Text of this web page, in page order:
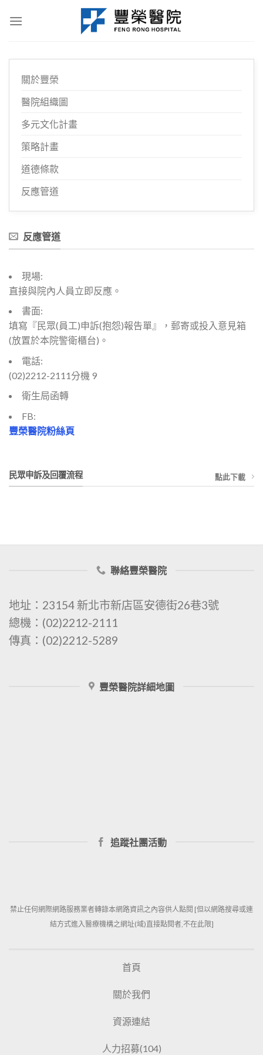
關於豐榮
醫院組織圖
多元文化計畫
策略計畫
道德條款
反應管道
反應管道
現場:
直接與院內人員立即反應。
書面:
填寫『民眾(員工)申訴(抱怨)報告單』，郵寄或投入意見箱
(放置於本院警衛櫃台)。
電話:
(02)2212-2111分機 9
衛生局函轉
FB:
豐榮醫院粉絲頁
民眾申訴及回覆流程 點此下載
聯絡豐榮醫院
地址：23154 新北市新店區安德街26巷3號
總機：(02)2212-2111
傳真：(02)2212-5289
豐榮醫院詳細地圖
追蹤社團活動
禁止任何網際網路服務業者轉錄本網路資訊之內容供人點閱 [但以網路搜尋或連
結方式進入醫療機構之網址(域)直接點閱者,不在此限]
首頁
關於我們
資源連結
人力招募(104)